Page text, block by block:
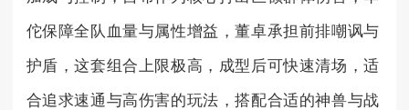
佗保障全队血量与属性增益，董卓承担前排嘲讽与
护盾，这套组合上限极高，成型后可快速清场，适
合追求速通与高伤害的玩法，搭配合适的神兽与战